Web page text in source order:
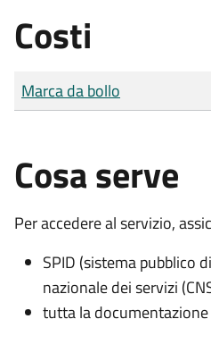
Costi
Tipo di pagamento
Importo
Marca da bollo
Cosa serve
Per accedere al servizio,
SPID (sistema pubblico
nazionale dei servizi
tutta la